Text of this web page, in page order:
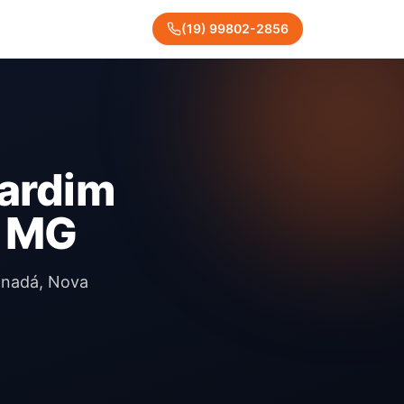
(19) 99802-2856
Nova